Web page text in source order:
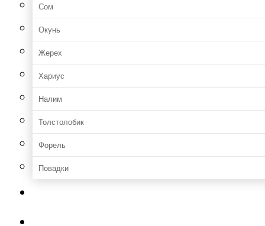
Сом
Окунь
Жерех
Хариус
Налим
Толстолобик
Форель
Повадки